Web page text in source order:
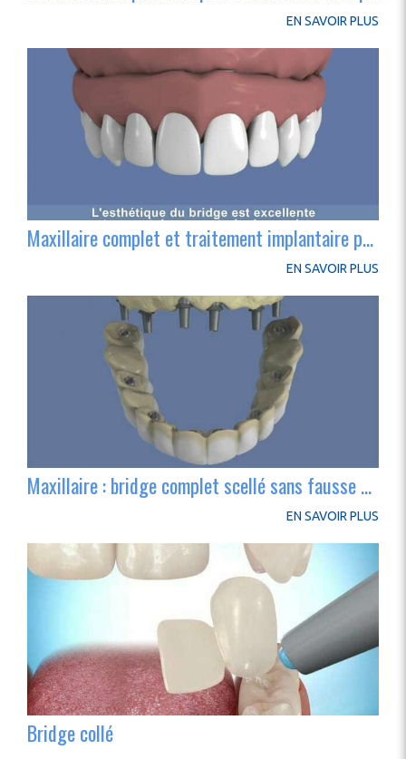
EN SAVOIR PLUS
Maxillaire complet et traitement implantaire pour un bridge fixe scellé
EN SAVOIR PLUS
Maxillaire : bridge complet scellé sans fausse gencive
EN SAVOIR PLUS
Bridge collé